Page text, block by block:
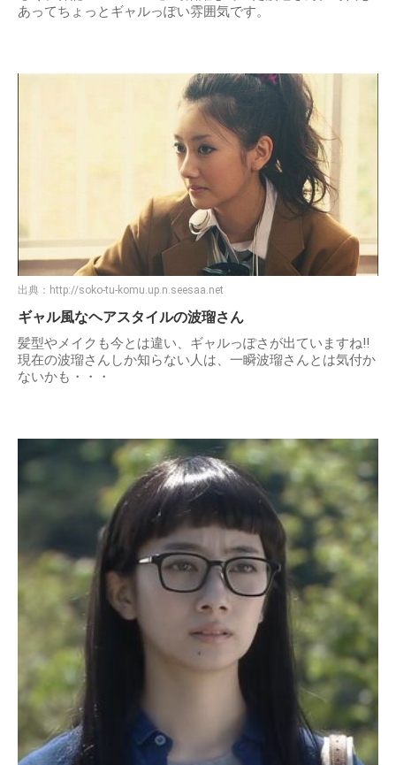
あってちょっとギャルっぽい雰囲気です。
出典： http://soko-tu-komu.up.n.seesaa.net
ギャル風なヘアスタイルの波瑠さん
髪型やメイクも今とは違い、ギャルっぽさが出ていますね!!
現在の波瑠さんしか知らない人は、一瞬波瑠さんとは気付か
ないかも・・・